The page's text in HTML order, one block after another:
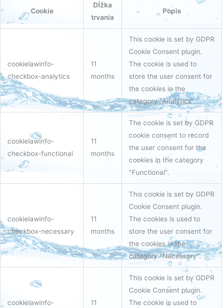
Cookie
Dĺžka
trvania
Popis
cookielawinfo-
checkbox-analytics
11
months
This cookie is set by GDPR
Cookie Consent plugin.
The cookie is used to
store the user consent for
the cookies in the
category "Analytics".
cookielawinfo-
checkbox-functional
11
months
The cookie is set by GDPR
cookie consent to record
the user consent for the
cookies in the category
"Functional".
cookielawinfo-
checkbox-necessary
11
months
This cookie is set by GDPR
Cookie Consent plugin.
The cookies is used to
store the user consent for
the cookies in the
category "Necessary".
cookielawinfo-
11
This cookie is set by GDPR
Cookie Consent plugin.
The cookie is used to